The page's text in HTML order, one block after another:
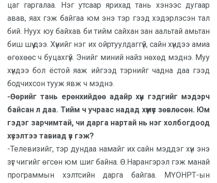
цаг гаргалаа. Нэг утсаар ярихад тань хэнээс дугаар
авав, яах гэж байгаа юм энэ тэр гээд хэдэрлэсэн тал
бий. Нуух юу байхав би тийм сайхан зан аальтай амьтан
биш шүү дээ. Хүнийг нэг их ойртуулдаггүй, сайн хүндээ амиа
өгөхөөс ч буцахгүй. Энийг миний найз нөхөд мэднэ. Муу
хүндээ бол ёстой яаж ийгээд тэрнийг чадна даа гээд
бодчихсон тууж явж ч мэднэ.
-Өөрийг тань ерөнхийдөө адайр хүн гэдгийг мэдэрч
байсан л даа. Тийм ч учраас надад хүмүүс зөвлөсөн. Юм
гэдэг зарчимтай, чи дарга нартай нь нэг холбогдоод
хүсэлтээ тавиад үз гэж?
-Телевизийг, тэр дундаа намайг их сайн мэддэг хүн энэ
зүг чигийг өгсөн юм шиг байна. Ө.Нарангэрэл гэж манай
программын хэлтсийн дарга байгаа. МҮОНРТ-ын